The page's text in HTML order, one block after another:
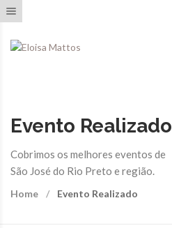
Evento Realizado
Cobrimos os melhores eventos de
São José do Rio Preto e região.
Home Evento Realizado